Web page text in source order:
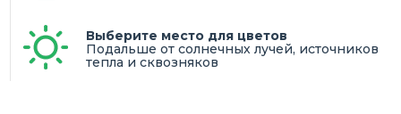
Выберите место для цветов
Подальше от солнечных лучей, источников
тепла и сквозняков